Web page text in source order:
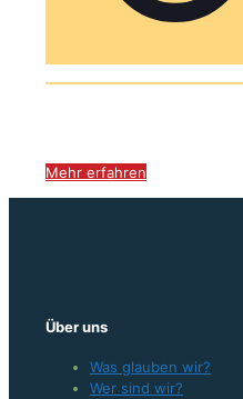
Mehr erfahren
Über uns
Was glauben wir?
Wer sind wir?